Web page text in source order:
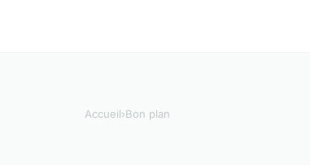
Accueil›Bon plan